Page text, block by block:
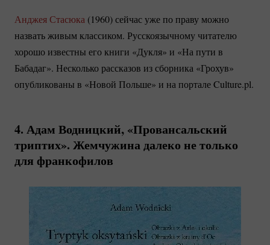
Анджея Стасюка (1960) сейчас уже по праву можно
назвать живым классиком. Русскоязычному читателю
хорошо известны его книги «Дукля» и «На пути в
Бабадаг». Несколько рассказов из сборника «Грохув»
опубликованы в «Новой Польше» и на портале Culture.pl.
4. Адам Водницкий, «Провансальский
триптих». Жемчужина далеко не только
для франкофилов